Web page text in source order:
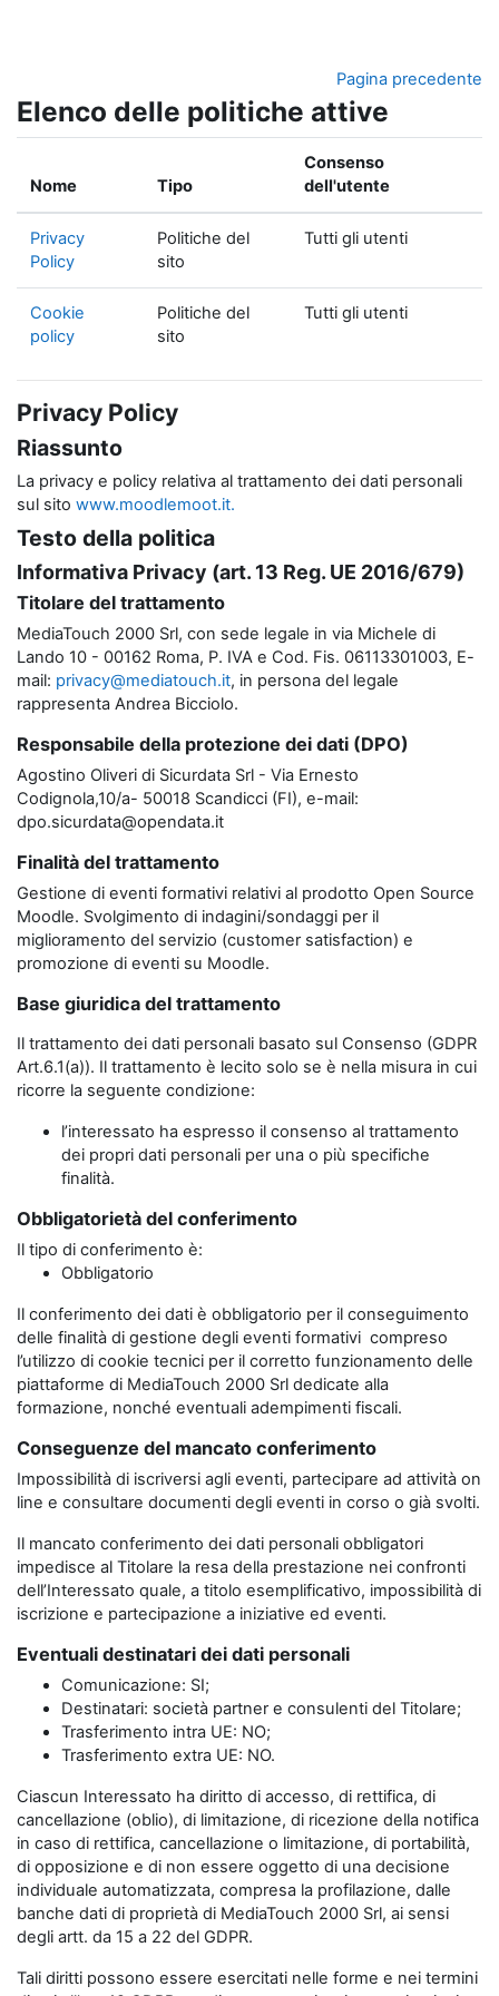
Pagina precedente
Elenco delle politiche attive
Nome Tipo
Consenso
dell'utente
Privacy
Policy
Politiche del
sito
Tutti gli utenti
Cookie
policy
Politiche del
sito
Tutti gli utenti
Privacy Policy
Riassunto
La privacy e policy relativa al trattamento dei dati personali
sul sito www.moodlemoot.it.
Testo della politica
Informativa Privacy (art. 13 Reg. UE 2016/679)
Titolare del trattamento
MediaTouch 2000 Srl, con sede legale in via Michele di
Lando 10 - 00162 Roma, P. IVA e Cod. Fis. 06113301003, E-
mail: privacy@mediatouch.it, in persona del legale
rappresenta Andrea Bicciolo.
Responsabile della protezione dei dati (DPO)
Agostino Oliveri di Sicurdata Srl - Via Ernesto
Codignola,10/a- 50018 Scandicci (FI), e-mail:
dpo.sicurdata@opendata.it
Finalità del trattamento
Gestione di eventi formativi relativi al prodotto Open Source
Moodle. Svolgimento di indagini/sondaggi per il
miglioramento del servizio (customer satisfaction) e
promozione di eventi su Moodle.
Base giuridica del trattamento
Il trattamento dei dati personali basato sul Consenso (GDPR
Art.6.1(a)). Il trattamento è lecito solo se è nella misura in cui
ricorre la seguente condizione:
l’interessato ha espresso il consenso al trattamento
dei propri dati personali per una o più specifiche
finalità.
Obbligatorietà del conferimento
Il tipo di conferimento è:
Obbligatorio
Il conferimento dei dati è obbligatorio per il conseguimento
delle finalità di gestione degli eventi formativi compreso
l’utilizzo di cookie tecnici per il corretto funzionamento delle
piattaforme di MediaTouch 2000 Srl dedicate alla
formazione, nonché eventuali adempimenti fiscali.
Conseguenze del mancato conferimento
Impossibilità di iscriversi agli eventi, partecipare ad attività on
line e consultare documenti degli eventi in corso o già svolti.
Il mancato conferimento dei dati personali obbligatori
impedisce al Titolare la resa della prestazione nei confronti
dell’Interessato quale, a titolo esemplificativo, impossibilità di
iscrizione e partecipazione a iniziative ed eventi.
Eventuali destinatari dei dati personali
Comunicazione: SI;
Destinatari: società partner e consulenti del Titolare;
Trasferimento intra UE: NO;
Trasferimento extra UE: NO.
Ciascun Interessato ha diritto di accesso, di rettifica, di
cancellazione (oblio), di limitazione, di ricezione della notifica
in caso di rettifica, cancellazione o limitazione, di portabilità,
di opposizione e di non essere oggetto di una decisione
individuale automatizzata, compresa la profilazione, dalle
banche dati di proprietà di MediaTouch 2000 Srl, ai sensi
degli artt. da 15 a 22 del GDPR.
Tali diritti possono essere esercitati nelle forme e nei termini